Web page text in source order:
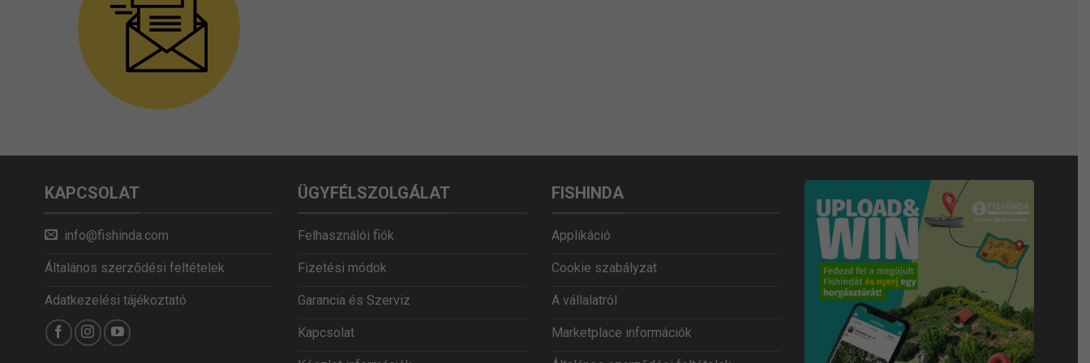
KAPCSOLAT
info@fishinda.com
Általános szerződési feltételek
Adatkezelési tájékoztató
ÜGYFÉLSZOLGÁLAT
Felhasználói fiók
Fizetési módok
Garancia és Szerviz
Kapcsolat
FISHINDA
Applikáció
Cookie szabályzat
A vállalatról
Marketplace információk